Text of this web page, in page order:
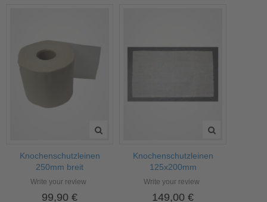
Knochenschutzleinen
250mm breit
Write your review
99,90 €
Knochenschutzleinen
125x200mm
Write your review
149,00 €